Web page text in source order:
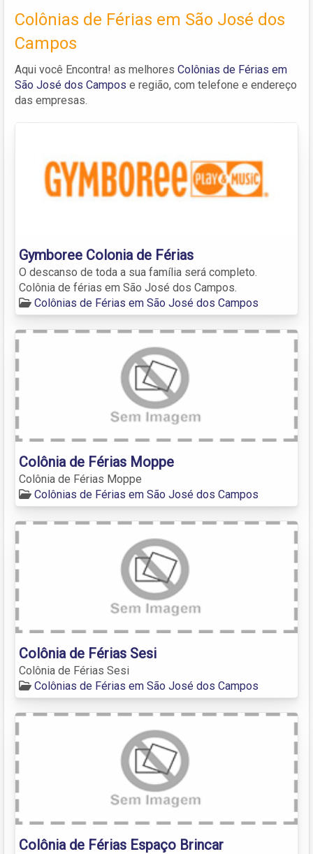
Colônias de Férias em São José dos
Campos
Aqui você Encontra! as melhores Colônias de Férias em
São José dos Campos e região, com telefone e endereço
das empresas.
Gymboree Colonia de Férias
O descanso de toda a sua família será completo.
Colônia de férias em São José dos Campos.
Colônias de Férias em São José dos Campos
Colônia de Férias Moppe
Colônia de Férias Moppe
Colônias de Férias em São José dos Campos
Colônia de Férias Sesi
Colônia de Férias Sesi
Colônias de Férias em São José dos Campos
Colônia de Férias Espaço Brincar